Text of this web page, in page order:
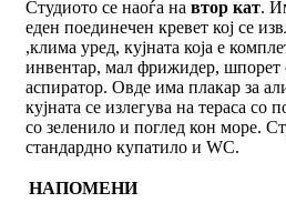
Студиото се наоѓа на втор кат.
еден поединечен кревет кој се
,клима уред, кујната која е
инвентар, мал фрижидер, шпорет
аспиратор. Овде има плакар за
кујната се излегува на тераса со
со зеленило и поглед кон море.
стандардно купатило и WC.
НАПОМЕНИ